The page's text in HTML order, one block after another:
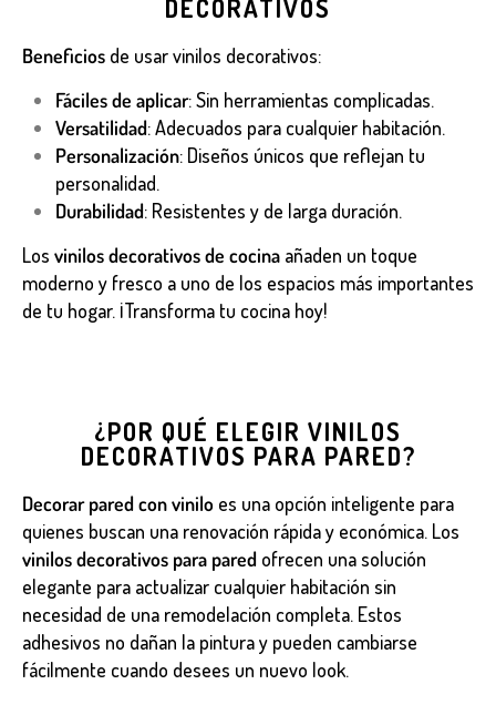
DECORATIVOS
Beneficios de usar vinilos decorativos:
Fáciles de aplicar: Sin herramientas complicadas.
Versatilidad: Adecuados para cualquier habitación.
Personalización: Diseños únicos que reflejan tu
personalidad.
Durabilidad: Resistentes y de larga duración.
Los vinilos decorativos de cocina añaden un toque
moderno y fresco a uno de los espacios más importantes
de tu hogar. ¡Transforma tu cocina hoy!
¿POR QUÉ ELEGIR VINILOS
DECORATIVOS PARA PARED?
Decorar pared con vinilo es una opción inteligente para
quienes buscan una renovación rápida y económica. Los
vinilos decorativos para pared ofrecen una solución
elegante para actualizar cualquier habitación sin
necesidad de una remodelación completa. Estos
adhesivos no dañan la pintura y pueden cambiarse
fácilmente cuando desees un nuevo look.